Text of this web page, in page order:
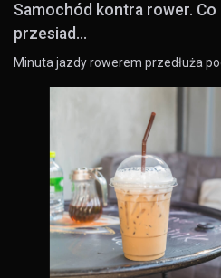
Samochód kontra rower. Co
przesiad...
Minuta jazdy rowerem przedłuża